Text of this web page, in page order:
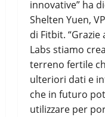
innovative” ha
Shelten Yuen,
di Fitbit. “Grazie
Labs stiamo
terreno fertile
ulteriori dati e
che in futuro
utilizzare per